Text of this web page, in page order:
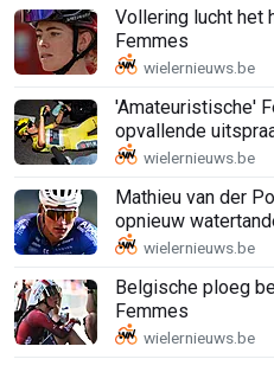
Vollering lucht het
Femmes
'Amateuristische'
opvallende
Mathieu van der
opnieuw
Belgische ploeg
Femmes